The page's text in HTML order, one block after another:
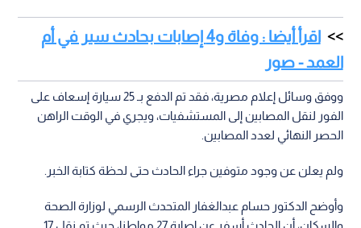
اقرأ أيضا : وفاة و4 إصابات بحادث سير في أم
العمد - صور
ووفق وسائل إعلام مصرية، فقد تم الدفع بـ 25 سيارة إسعاف على
الفور لنقل المصابين إلى المستشفيات، ويجري في الوقت الراهن
الحصر النهائي لعدد المصابين.
ولم يعلن عن وجود متوفين جراء الحادث حتى لحظة كتابة الخبر.
وأوضح الدكتور حسام عبدالغفار المتحدث الرسمي لوزارة الصحة
والسكان، أن الحادث أسفر عن إصابة 27 مواطنا، حيث تم نقل 17